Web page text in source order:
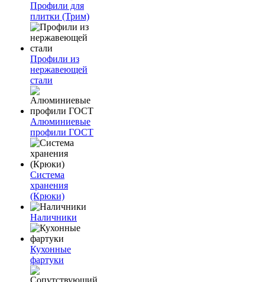
Профили для
плитки (Трим)
Профили из
нержавеющей
стали
Алюминиевые
профили ГОСТ
Система
хранения
(Крюки)
Наличники
Кухонные
фартуки